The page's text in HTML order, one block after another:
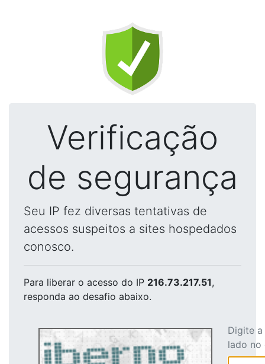
Verificação
de segurança
Seu IP fez diversas tentativas de
acessos suspeitos a sites hospedados
conosco.
Para liberar o acesso do IP 216.73.217.51,
responda ao desafio abaixo.
Digite
lado no